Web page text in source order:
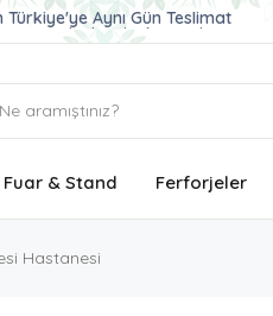
ve Kaliteli Çelenk Gönder
Gün Teslimat Çelenk Siparişi
Türkiye'ye Aynı Gün Teslimat
Fuar & Stand Ferforjeler
Hastanesi